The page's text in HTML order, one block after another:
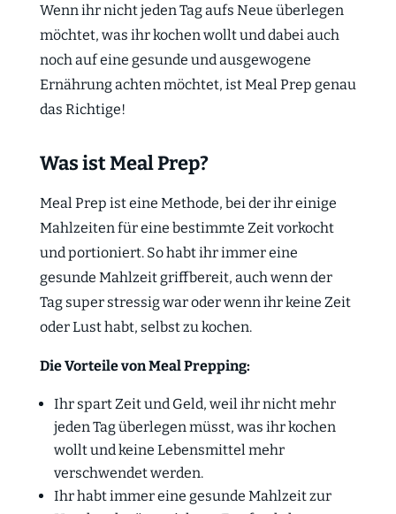
Wenn ihr nicht jeden Tag aufs Neue überlegen
möchtet, was ihr kochen wollt und dabei auch
noch auf eine gesunde und ausgewogene
Ernährung achten möchtet, ist Meal Prep genau
das Richtige!
Was ist Meal Prep?
Meal Prep ist eine Methode, bei der ihr einige
Mahlzeiten für eine bestimmte Zeit vorkocht
und portioniert. So habt ihr immer eine
gesunde Mahlzeit griffbereit, auch wenn der
Tag super stressig war oder wenn ihr keine Zeit
oder Lust habt, selbst zu kochen.
Die Vorteile von Meal Prepping:
Ihr spart Zeit und Geld, weil ihr nicht mehr
jeden Tag überlegen müsst, was ihr kochen
wollt und keine Lebensmittel mehr
verschwendet werden.
Ihr habt immer eine gesunde Mahlzeit zur